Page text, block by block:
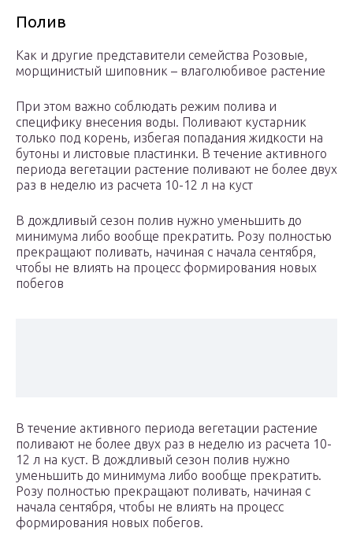
Полив
Как и другие представители семейства Розовые,
морщинистый шиповник – влаголюбивое растение
При этом важно соблюдать режим полива и
специфику внесения воды. Поливают кустарник
только под корень, избегая попадания жидкости на
бутоны и листовые пластинки. В течение активного
периода вегетации растение поливают не более двух
раз в неделю из расчета 10-12 л на куст
В дождливый сезон полив нужно уменьшить до
минимума либо вообще прекратить. Розу полностью
прекращают поливать, начиная с начала сентября,
чтобы не влиять на процесс формирования новых
побегов
В течение активного периода вегетации растение
поливают не более двух раз в неделю из расчета 10-
12 л на куст. В дождливый сезон полив нужно
уменьшить до минимума либо вообще прекратить.
Розу полностью прекращают поливать, начиная с
начала сентября, чтобы не влиять на процесс
формирования новых побегов.